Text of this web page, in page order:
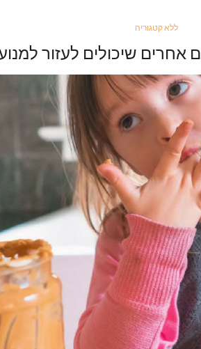
ללא קטגוריה
אחרים שיכולים לעזור